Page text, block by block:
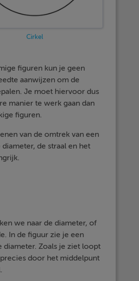
Cirkel
figuren kun je geen
aanwijzen om de
Je moet hiervoor dus
manier te werk gaan dan
figuren.
van de omtrek van een
de straal en het
we naar de diameter, of
In de figuur zie je een
diameter. Zoals je ziet loopt
door het middelpunt